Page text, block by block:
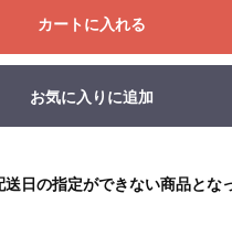
カートに入れる
お気に入りに追加
送日の指定ができない商品とな